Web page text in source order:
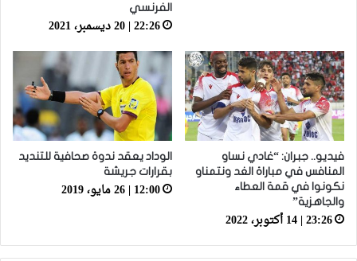
الفرنسي
22:26 | 20 ديسمبر، 2021
فيديو.. جبران: “غادي نساو
المنافس في مباراة الغد ونتمناو
نكونوا في قمة العطاء
والجاهزية”
23:26 | 14 أكتوبر، 2022
الوداد يعقد ندوة صحافية للتنديد
بقرارات جريشة
12:00 | 26 مايو، 2019